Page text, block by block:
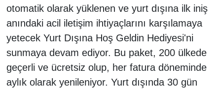
otomatik olarak yüklenen ve yurt dışına ilk iniş
anındaki acil iletişim ihtiyaçlarını karşılamaya
yetecek Yurt Dışına Hoş Geldin Hediyesi'ni
sunmaya devam ediyor. Bu paket, 200 ülkede
geçerli ve ücretsiz olup, her fatura döneminde
aylık olarak yenileniyor. Yurt dışında 30 gün